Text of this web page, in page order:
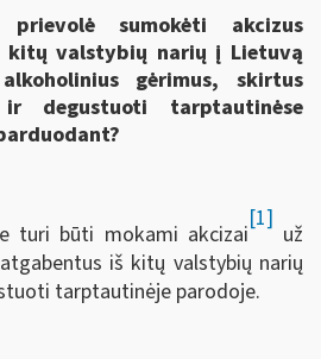
sumokėti akcizus
kitų valstybių narių į Lietuvą
gėrimus, skirtus
ir degustuoti tarptautinėse
turi būti mokami akcizai
[1]
už
iš kitų valstybių narių
tarptautinėje parodoje.